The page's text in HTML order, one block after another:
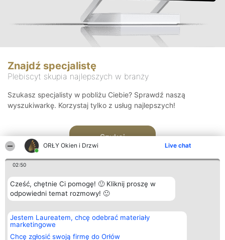
ORŁY Okien i Drzwi Live chat
02:50
Cześć, chętnie Ci pomogę! 🙂 Kliknij proszę w
odpowiedni temat rozmowy! 🙂
Jestem Laureatem, chcę odebrać materiały
marketingowe
Chcę zgłosić swoją firmę do Orłów
Znajdź specjalistę
Plebiscyt skupia najlepszych w branży
Szukasz specjalisty w pobliżu Ciebie? Sprawdź naszą
wyszukiwarkę. Korzystaj tylko z usług najlepszych!
Szukaj
Organizator plebiscytu
Bright Side Solutions sp. z o.
o. sp. k.
ul. Ruska 22
Plebiscyt
Laureaci
wszystkich
Kontakt
Kontakt